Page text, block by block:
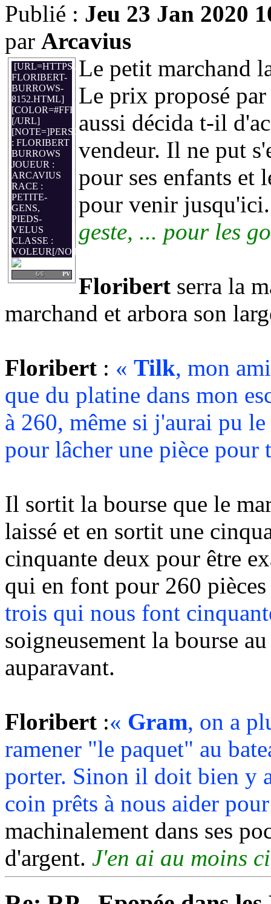
Publié : Jeu 23 Jan 2020
par Arcavius
[URL=HTTPS://WWW.DONJONDUDRAGON.FR/FORUM/
FLORIBERT-
BURROWS-
8152.HTML]
[COLOR=#FFFFFF]FLORIBERT[/COLOR]
[/URL]
[NOTE=]PERSO
: FLORIBERT
BURROWS
JOUEUR :
ARCAVIUS
RACE :
PETITE-
GENS,
PIEDS-
VELUS
CLASSE :
VOLEUR[/NOTE]
PV
6/6
Le petit marchand
Le prix proposé
aussi décida t-il
vendeur. Il ne put
pour ses enfants et
pour venir
geste, ... pour les
Floribert serra la
marchand et arbora son
Floribert : « Tilk, mon
que du platine dans mon
à 260, même si j'aurai pu
pour lâcher une pièce pour
Il sortit la bourse que le
laissé et en sortit une
cinquante deux pour être
qui en font pour 260
trois qui nous font
soigneusement la bourse
auparavant.
Floribert :« Gram, on a
ramener "le paquet" au
porter. Sinon il doit bien y
coin prêts à nous aider
machinalement dans ses
d'argent. J'en ai au moins